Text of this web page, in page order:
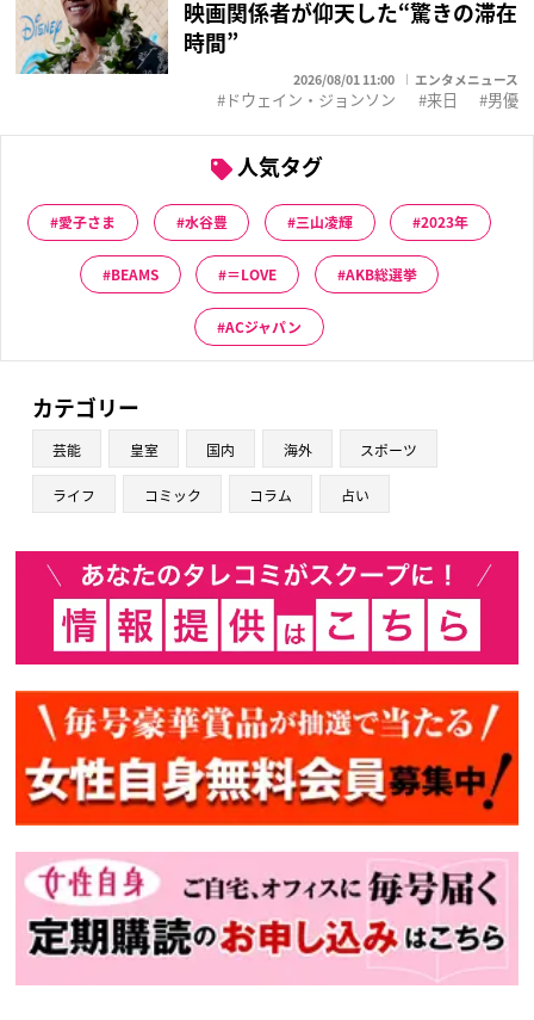
映画関係者が仰天した“驚きの滞在
時間”
2026/08/01 11:00 エンタメニュース
ドウェイン・ジョンソン 来日 男優
人気タグ
愛子さま 水谷豊 三山凌輝 2023年
BEAMS ＝LOVE AKB総選挙
ACジャパン
カテゴリー
芸能 皇室 国内 海外 スポーツ
ライフ コミック コラム 占い